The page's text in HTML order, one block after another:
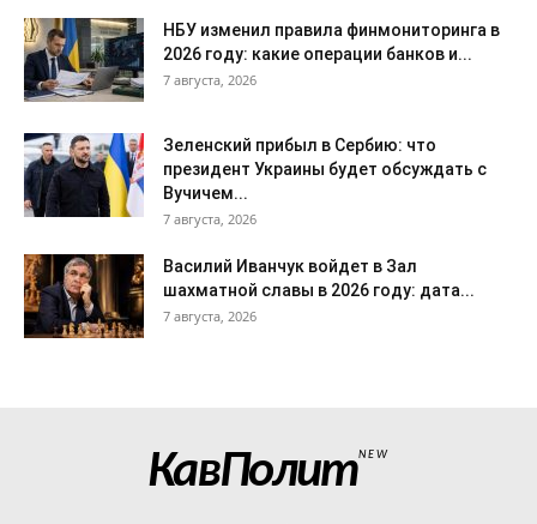
НБУ изменил правила финмониторинга в
2026 году: какие операции банков и...
7 августа, 2026
Зеленский прибыл в Сербию: что
президент Украины будет обсуждать с
Вучичем...
7 августа, 2026
Василий Иванчук войдет в Зал
шахматной славы в 2026 году: дата...
7 августа, 2026
КавПолитNEW